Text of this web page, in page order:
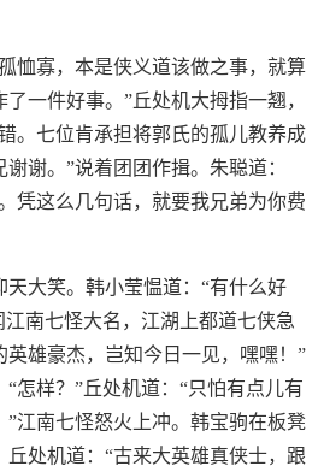
恤寡，本是侠义道该做之事，就算
一件好事。”丘处机大拇指一翘，
。七位肯承担将郭氏的孤儿教养成
谢。”说着团团作揖。朱聪道：
凭这么几句话，就要我兄弟为你费
天大笑。韩小莹愠道：“有什么好
南七怪大名，江湖上都道七侠急
英雄豪杰，岂知今日一见，嘿嘿！”
怎样？”丘处机道：“只怕有点儿有
”江南七怪怒火上冲。韩宝驹在板凳
丘处机道：“古来大英雄真侠士，跟